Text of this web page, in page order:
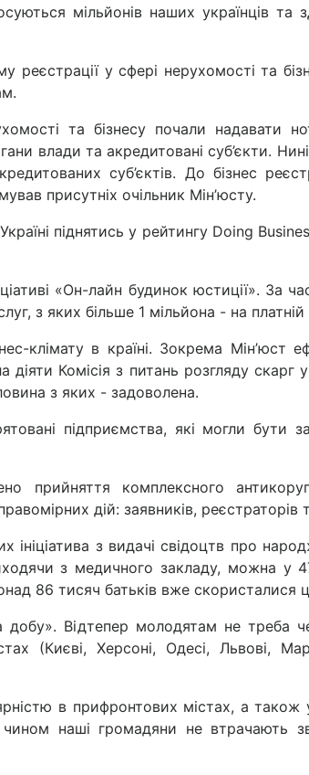
мільйонів наших українців
у сфері нерухомості та
та бізнесу почали надавати
влади та акредитовані суб’єкти.
суб’єктів. До бізнес
присутніх очільник Мін’юсту.
піднятись у рейтингу Doing
«Он-лайн будинок юстиції». За
з яких більше 1 мільйона - на платній
клімату в країні. Зокрема Мін’юст
Комісія з питань розгляду скарг
з яких - задоволена.
підприємства, які могли бути
прийняття комплексного
дій: заявників, реєстраторів
з видачі свідоцтв про
з медичного закладу, можна у
86 тисяч батьків вже скористалися
Відтепер молодятам не треба
(Києві, Херсоні, Одесі, Львові,
в прифронтових містах, а
наші громадяни не втрачають